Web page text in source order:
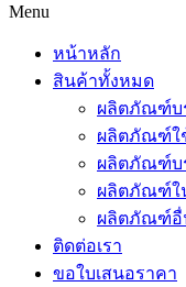
Menu
หน้าหลัก
สินค้าทั้งหมด
ผลิตภัณฑ์บ
ผลิตภัณฑ์ใ
ผลิตภัณฑ์บ
ผลิตภัณฑ์ใ
ผลิตภัณฑ์อื่
ติดต่อเรา
ขอใบเสนอราคา